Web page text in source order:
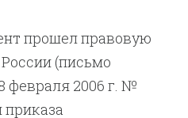
прошел правовую
(письмо
февраля 2006 г. №
приказа